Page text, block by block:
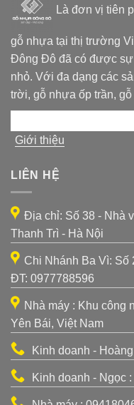
Là đơn vị tiên
gỗ nhựa tại thị trường
Đông Đô đã có được sự
nhỏ. Với đa dạng các
trời, gỗ nhựa ốp trần,
Giới thiệu
LIÊN HỆ
Địa chỉ: Số 38 - Nhà
Thanh Trì - Hà Nội
Chi Nhánh Ba Vì: Số
ĐT: 0977788596
Nhà máy : Khu công
Yên Bái, Việt Nam
Kinh doanh -
Kinh doanh - Ngọc